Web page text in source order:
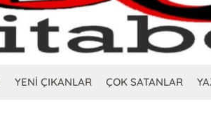
YENİ ÇIKANLAR ÇOK SATANLAR